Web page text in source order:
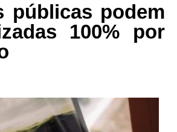
públicas podem
100% por